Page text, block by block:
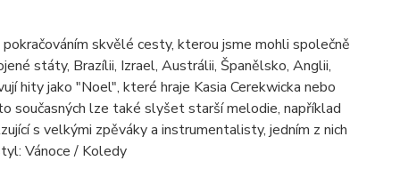
skvělé cesty, kterou jsme mohli společně
státy, Brazílii, Izrael, Austrálii, Španělsko, Anglii,
hity jako "Noel", které hraje Kasia Cerekwicka nebo
současných lze také slyšet starší melodie, například
s velkými zpěváky a instrumentalisty, jedním z nich
Vánoce / Koledy